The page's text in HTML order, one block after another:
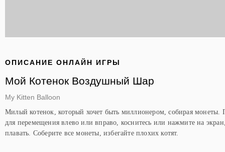
ОПИСАНИЕ ОНЛАЙН ИГРЫ
Мой Котенок Воздушный Шар
My Kitten Balloon
Милый котенок, который хочет быть миллионером, собирая монеты.
для перемещения влево или вправо, коснитесь или нажмите на
плавать. Соберите все монеты, избегайте плохих котят.